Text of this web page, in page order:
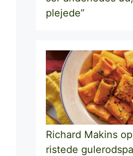
plejede”
Richard Makins
ristede